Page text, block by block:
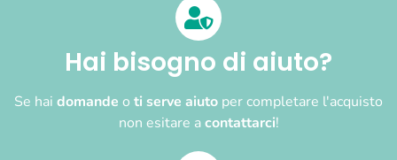
Hai bisogno di aiuto?
Se hai domande o ti serve aiuto per completare l'acquisto
non esitare acontattarci!